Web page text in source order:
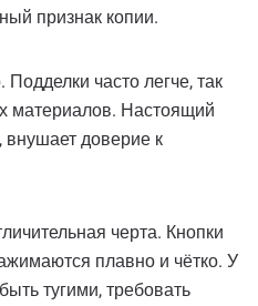
признак копии.
часто легче, так
материалов. Настоящий
доверие к
черта. Кнопки
плавно и чётко. У
тугими, требовать